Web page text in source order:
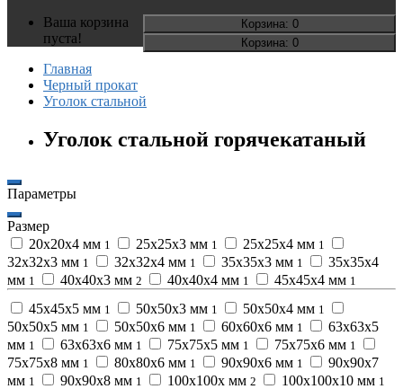
Корзина: 0
Корзина: 0
Ваша корзина
пуста!
Главная
Черный прокат
Уголок стальной
Уголок стальной горячекатаный
Параметры
Размер
20х20х4 мм 1 25х25х3 мм 1 25х25х4 мм 1
32х32х3 мм 1 32х32х4 мм 1 35х35х3 мм 1
35х35х4
мм 1 40х40х3 мм 2 40х40х4 мм 1 45х45х4 мм 1
45х45х5 мм 1 50х50х3 мм 1 50х50х4 мм 1
50х50х5 мм 1 50х50х6 мм 1 60х60х6 мм 1
63х63х5
мм 1 63х63х6 мм 1 75х75х5 мм 1 75х75х6 мм 1
75х75х8 мм 1 80х80х6 мм 1 90х90х6 мм 1
90х90х7
мм 1 90х90х8 мм 1 100х100х мм 2 100х100х10 мм 1